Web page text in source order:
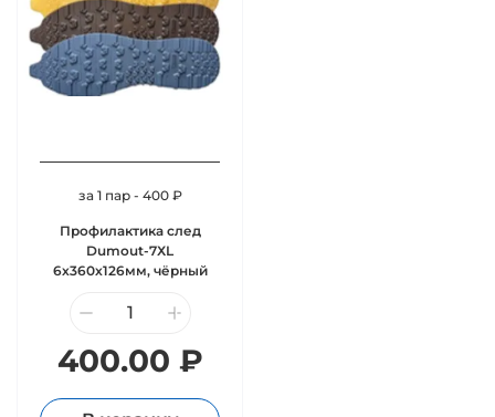
за 1 пар - 400 ₽
Профилактика след
Dumout-7ХL
6х360х126мм, чёрный
400.00 ₽